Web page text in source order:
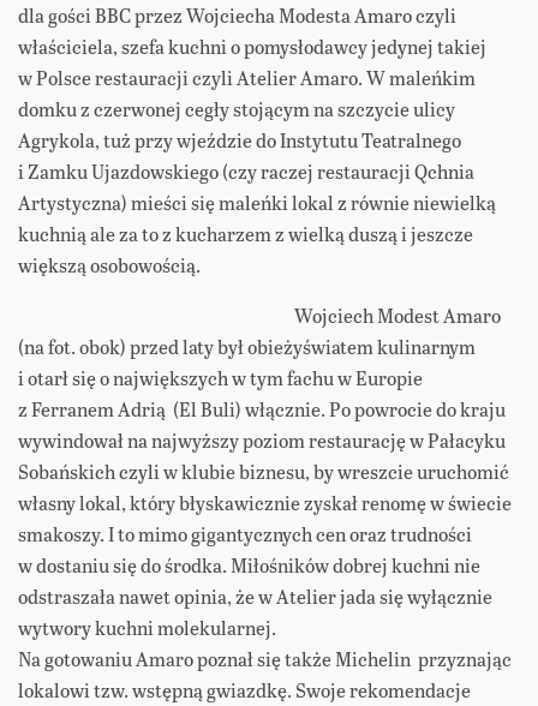
dla gości BBC przez Wojciecha Modesta Amaro czyli
właściciela, szefa kuchni o pomysłodawcy jedynej takiej
w Polsce restauracji czyli Atelier Amaro. W maleńkim
domku z czerwonej cegły stojącym na szczycie ulicy
Agrykola, tuż przy wjeździe do Instytutu Teatralnego
i Zamku Ujazdowskiego (czy raczej restauracji Qchnia
Artystyczna) mieści się maleńki lokal z równie niewielką
kuchnią ale za to z kucharzem z wielką duszą i jeszcze
większą osobowością.
Wojciech Modest Amaro
(na fot. obok) przed laty był obieżyświatem kulinarnym
i otarł się o największych w tym fachu w Europie
z Ferranem Adrią (El Buli) włącznie. Po powrocie do kraju
wywindował na najwyższy poziom restaurację w Pałacyku
Sobańskich czyli w klubie biznesu, by wreszcie uruchomić
własny lokal, który błyskawicznie zyskał renomę w świecie
smakoszy. I to mimo gigantycznych cen oraz trudności
w dostaniu się do środka. Miłośników dobrej kuchni nie
odstraszała nawet opinia, że w Atelier jada się wyłącznie
wytwory kuchni molekularnej.
Na gotowaniu Amaro poznał się także Michelin przyznając
lokalowi tzw. wstępną gwiazdkę. Swoje rekomendacje